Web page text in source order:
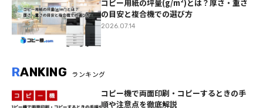
コピー用紙の坪量(g/m²)とは？厚さ・重さ
の目安と複合機での選び方
2026.07.14
RANKING ランキング
コピー機で両面印刷・コピーするときの手
順や注意点を徹底解説